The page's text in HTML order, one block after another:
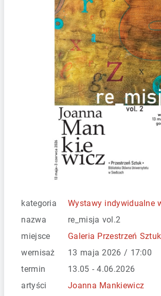
kategoria
Wystawy indywidualne
nazwa
re_misja vol.2
miejsce
Galeria Przestrzeń Sztuk
wernisaż
13 maja 2026 / 17:00
termin
13.05 - 4.06.2026
artyści
Joanna Mankiewicz